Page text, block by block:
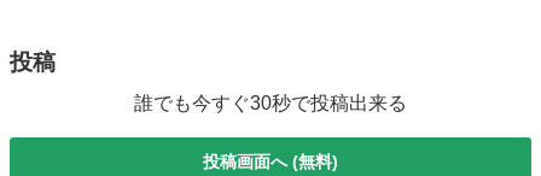
投稿
誰でも今すぐ30秒で投稿出来る
投稿画面へ (無料)